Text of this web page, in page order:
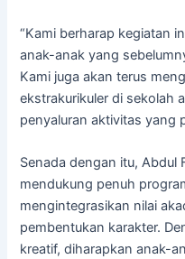
“Kami berharap kegiatan
anak-anak yang
Kami juga akan terus
ekstrakurikuler di sekolah
penyaluran aktivitas yang
Senada dengan itu, Abdul
mendukung penuh
mengintegrasikan nilai
pembentukan karakter.
kreatif, diharapkan anak-